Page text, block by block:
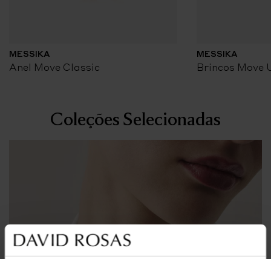
MESSIKA
Anel Move Classic
MESSIKA
Brincos Move
Coleções Selecionadas